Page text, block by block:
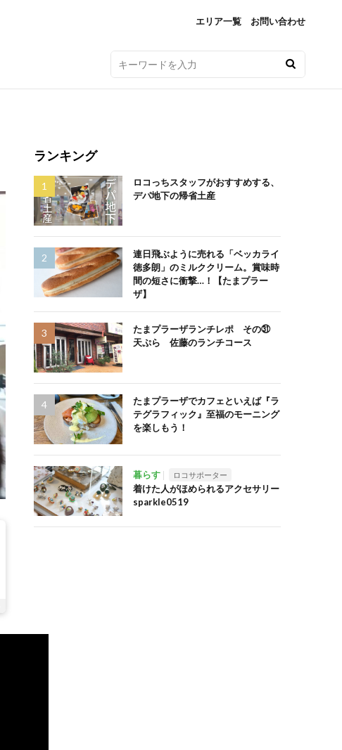
エリア一覧 お問い合わせ
ランキング
ロコっちスタッフがおすすめする、
デパ地下の帰省土産
連日飛ぶように売れる「ベッカライ
徳多朗」のミルククリーム。賞味時
間の短さに衝撃…！【たまプラー
ザ】
たまプラーザランチレポ その㉛
天ぷら 佐藤のランチコース
たまプラーザでカフェといえば『ラ
テグラフィック』至福のモーニング
を楽しもう！
暮らす ロコサポーター
着けた人がほめられるアクセサリー
sparkle0519